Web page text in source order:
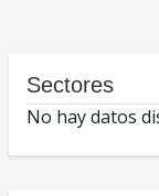
Sectores
No hay datos